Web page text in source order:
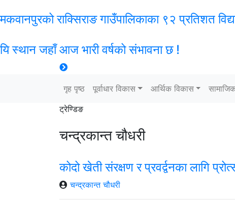
मकवानपुरको राक्सिराङ गाउँपालिकाका ९२ प्रतिशत
यि स्थान जहाँ आज भारी वर्षको संभावना छ !
गृह पृष्ठ पूर्वाधार विकास आर्थिक विकास
ट्रेण्डिङ
चन्द्रकान्त चौधरी
कोदो खेती संरक्षण र प्रवर्द्वनका लागि
चन्द्रकान्त चौधरी